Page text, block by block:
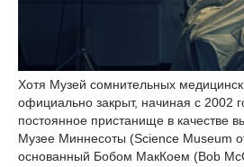
Хотя Музей сомнительных
официально закрыт, начиная с 2002
постоянное пристанище в качестве
Музее Миннесоты (Science Museum
основанный Бобом МакКоем (Bob